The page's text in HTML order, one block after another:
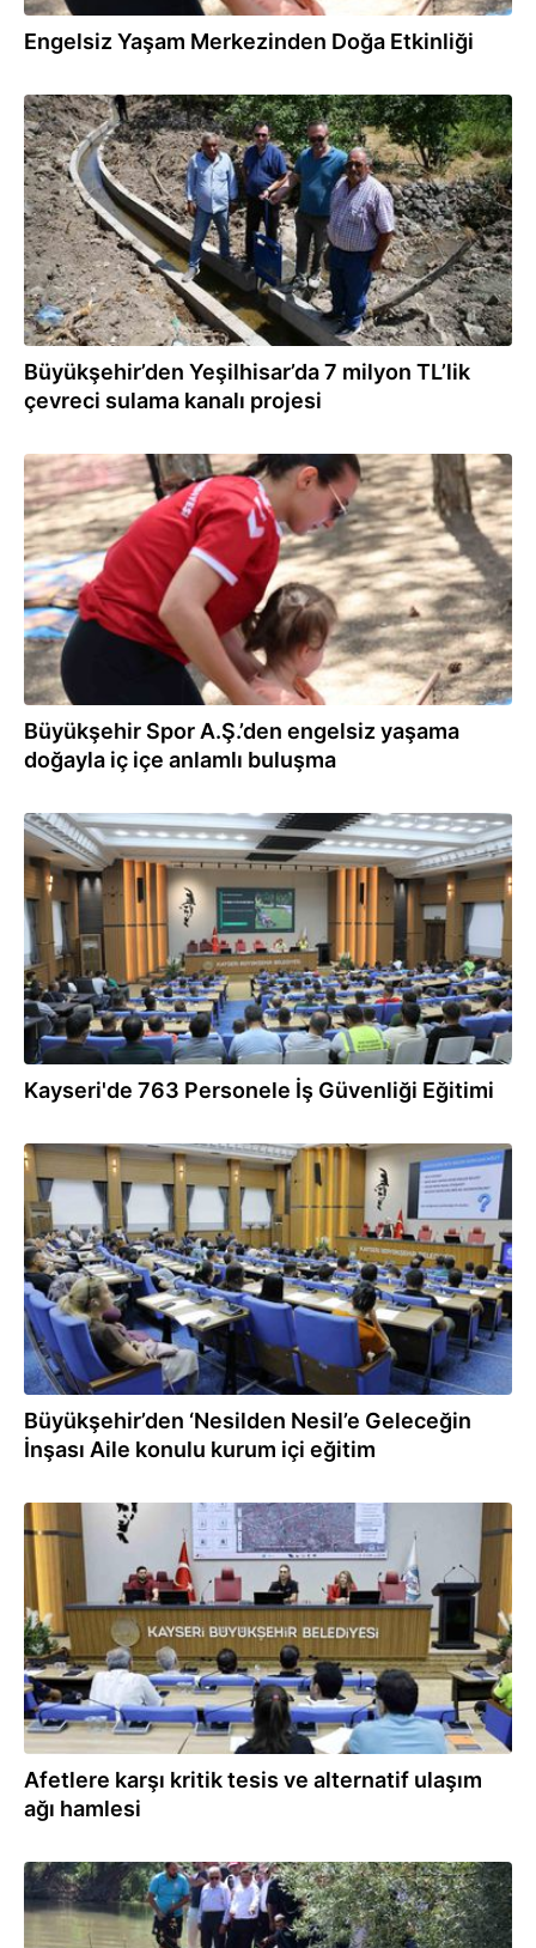
Engelsiz Yaşam Merkezinden Doğa Etkinliği
29.07.2026
Büyükşehir’den Yeşilhisar’da 7 milyon TL’lik
çevreci sulama kanalı projesi
29.07.2026
Büyükşehir Spor A.Ş.’den engelsiz yaşama
doğayla iç içe anlamlı buluşma
27.07.2026
Kayseri'de 763 Personele İş Güvenliği Eğitimi
25.07.2026
Büyükşehir’den ‘Nesilden Nesil’e Geleceğin
İnşası Aile konulu kurum içi eğitim
23.07.2026
Afetlere karşı kritik tesis ve alternatif ulaşım
ağı hamlesi
22.07.2026